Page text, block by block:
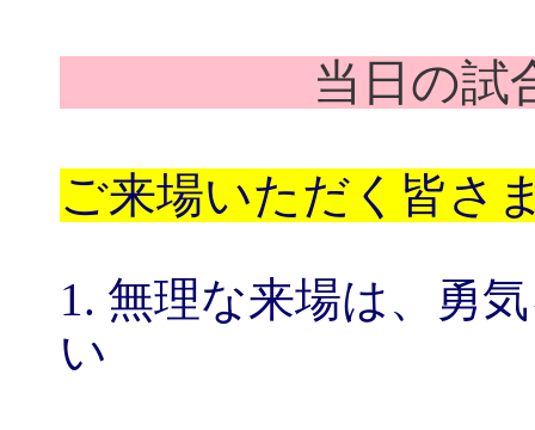
当日の試
ご来場いただく皆さ
1. 無理な来場は、勇
い